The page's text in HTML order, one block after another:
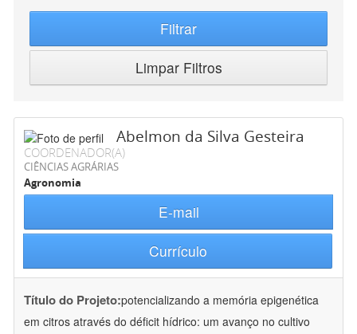
Filtrar
Limpar Filtros
Abelmon da Silva Gesteira
COORDENADOR(A)
CIÊNCIAS AGRÁRIAS
Agronomia
E-mail
Currículo
Título do Projeto:potencializando a memória epigenética
em citros através do déficit hídrico: um avanço no cultivo